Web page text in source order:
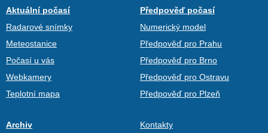
Aktuální počasí
Radarové snímky
Meteostanice
Počasí u vás
Webkamery
Teplotní mapa
Předpověď počasí
Numerický model
Předpověď pro Prahu
Předpověď pro Brno
Předpověď pro Ostravu
Předpověď pro Plzeň
Archiv
Kontakty